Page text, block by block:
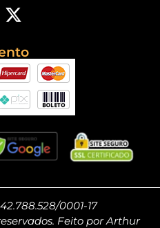
42.788.528/0001-17
Feito por Arthur